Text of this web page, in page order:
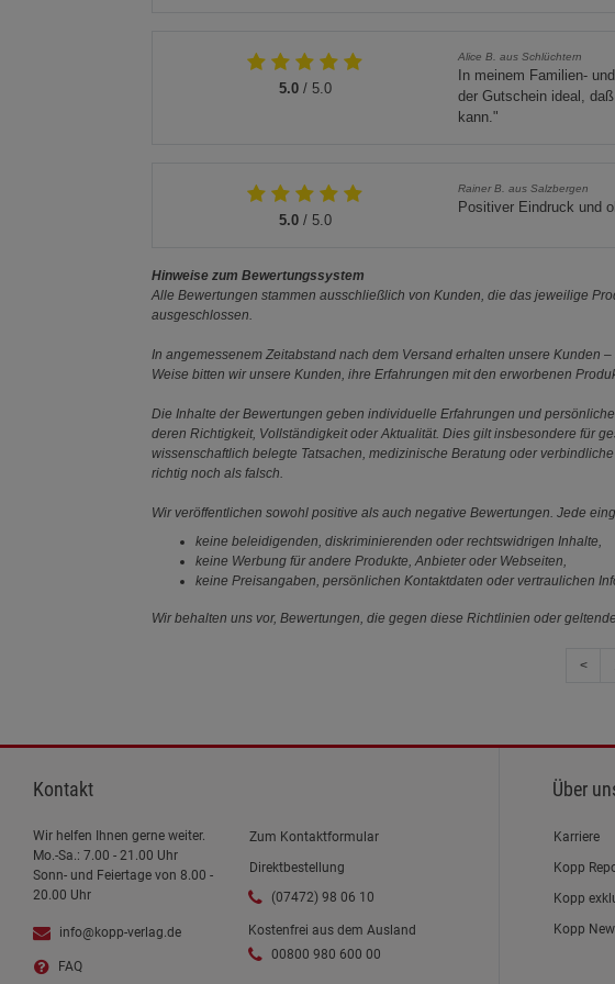
5.0/ 5.0
Alice B. aus Schlüchtern
In meinem Familien-
der Gutschein ideal,
kann."
5.0/ 5.0
Rainer B. aus Salzbergen
Positiver Eindruck und
Hinweise zum Bewertungssystem
Alle Bewertungen stammen ausschließlich von Kunden, die das jeweilige
ausgeschlossen.
In angemessenem Zeitabstand nach dem Versand erhalten unsere Kunden
Weise bitten wir unsere Kunden, ihre Erfahrungen mit den erworbenen
Die Inhalte der Bewertungen geben individuelle Erfahrungen und
deren Richtigkeit, Vollständigkeit oder Aktualität. Dies gilt insbesondere für
wissenschaftlich belegte Tatsachen, medizinische Beratung oder
richtig noch als falsch.
Wir veröffentlichen sowohl positive als auch negative Bewertungen. Jede
keine beleidigenden, diskriminierenden oder rechtswidrigen Inhalte,
keine Werbung für andere Produkte, Anbieter oder Webseiten,
keine Preisangaben, persönlichen Kontaktdaten oder vertraulichen
Wir behalten uns vor, Bewertungen, die gegen diese Richtlinien oder
<
Kontakt
Wir helfen Ihnen gerne weiter.
Mo.-Sa.: 7.00 - 21.00 Uhr
Sonn- und Feiertage von 8.00 -
20.00 Uhr
info@kopp-verlag.de
FAQ
Zum Kontaktformular
Direktbestellung
(07472) 98 06 10
Kostenfrei aus dem Ausland
00800 980 600 00
Über
Karriere
Kopp
Kopp
Kopp